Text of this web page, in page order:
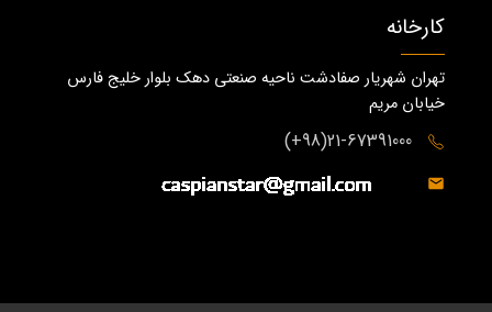
کارخانه
تهران شهریار صفادشت ناحیه صنعتی دهک بلوار خلیج فارس
خیابان مریم
21-67391000(98+)